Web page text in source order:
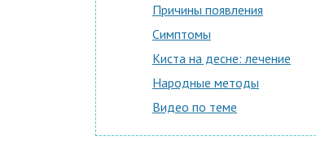
Причины появления
Симптомы
Киста на десне: лечение
Народные методы
Видео по теме